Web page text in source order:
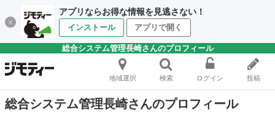
アプリならお得な情報を見逃さない！
インストール アプリで開く
総合システム管理長崎さんのプロフィール
地域選択 検索 ログイン 投稿
総合システム管理長崎さんのプロフィール